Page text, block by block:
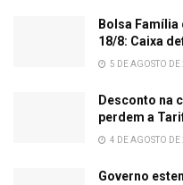
Bolsa
18/8: Caixa
5 DE AGOSTO
Desconto na
perdem a
4 DE AGOSTO
Governo